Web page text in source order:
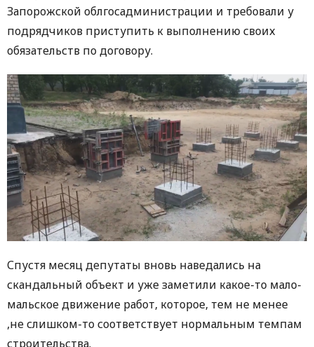
Запорожской облгосадминистрации и требовали у
подрядчиков приступить к выполнению своих
обязательств по договору.
Спустя месяц депутаты вновь наведались на
скандальный объект и уже заметили какое-то мало-
мальское движение работ, которое, тем не менее
,не слишком-то соответствует нормальным темпам
строительства.